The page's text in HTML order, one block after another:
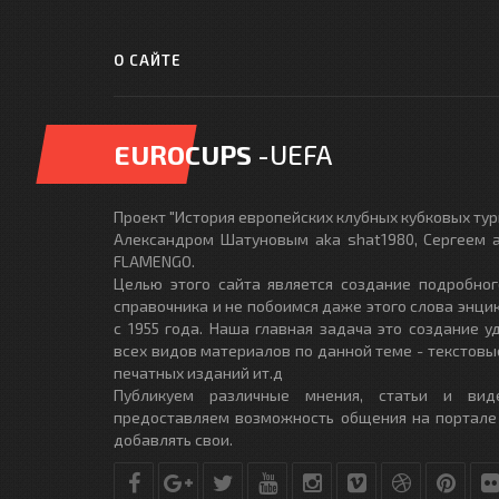
О САЙТЕ
EUROCUPS -UEFA
Проект "История европейских клубных кубковых
Александром Шатуновым aka shat1980, Сергеем
FLAMENGO.
Целью этого сайта является создание
справочника и не побоимся даже этого слова
с 1955 года. Наша главная задача это создание
всех видов материалов по данной теме -
печатных изданий ит.д
Публикуем различные мнения, статьи и
предоставляем возможность общения на
добавлять свои.